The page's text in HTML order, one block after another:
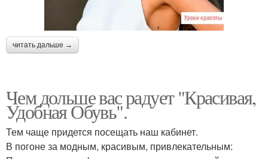
читать дальше →
Чем дольше вас радует "Красивая,
Удобная Обувь".
Тем чаще придется посещать наш кабинет.
В погоне за модным, красивым, привлекательным: